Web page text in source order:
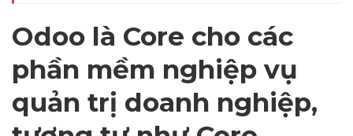
Odoo là Core cho các
phần mềm nghiệp vụ
quản trị doanh nghiệp,